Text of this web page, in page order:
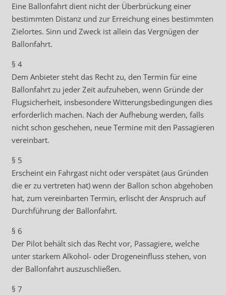
Eine Ballonfahrt dient nicht der Überbrückung einer
bestimmten Distanz und zur Erreichung eines bestimmten
Zielortes. Sinn und Zweck ist allein das Vergnügen der
Ballonfahrt.
§ 4
Dem Anbieter steht das Recht zu, den Termin für eine
Ballonfahrt zu jeder Zeit aufzuheben, wenn Gründe der
Flugsicherheit, insbesondere Witterungsbedingungen dies
erforderlich machen. Nach der Aufhebung werden, falls
nicht schon geschehen, neue Termine mit den Passagieren
vereinbart.
§ 5
Erscheint ein Fahrgast nicht oder verspätet (aus Gründen
die er zu vertreten hat) wenn der Ballon schon abgehoben
hat, zum vereinbarten Termin, erlischt der Anspruch auf
Durchführung der Ballonfahrt.
§ 6
Der Pilot behält sich das Recht vor, Passagiere, welche
unter starkem Alkohol- oder Drogeneinfluss stehen, von
der Ballonfahrt auszuschließen.
§ 7